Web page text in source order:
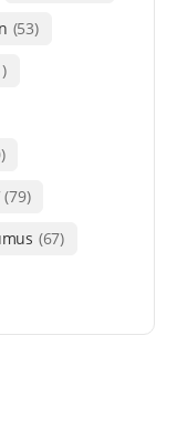
(53)
(79)
(67)